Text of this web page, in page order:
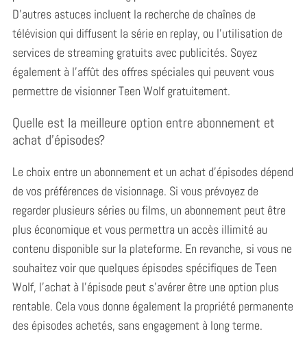
D’autres astuces incluent la recherche de chaînes de
télévision qui diffusent la série en replay, ou l’utilisation de
services de streaming gratuits avec publicités. Soyez
également à l’affût des offres spéciales qui peuvent vous
permettre de visionner Teen Wolf gratuitement.
Quelle est la meilleure option entre abonnement et
achat d’épisodes?
Le choix entre un abonnement et un achat d’épisodes dépend
de vos préférences de visionnage. Si vous prévoyez de
regarder plusieurs séries ou films, un abonnement peut être
plus économique et vous permettra un accès illimité au
contenu disponible sur la plateforme. En revanche, si vous ne
souhaitez voir que quelques épisodes spécifiques de Teen
Wolf, l’achat à l’épisode peut s’avérer être une option plus
rentable. Cela vous donne également la propriété permanente
des épisodes achetés, sans engagement à long terme.